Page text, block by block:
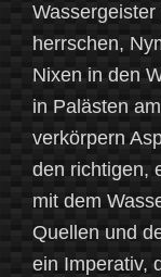
herrschen,
Nixen in den
in Palästen
verkörpern
den richtigen,
mit dem
Quellen und
ein Imperativ,